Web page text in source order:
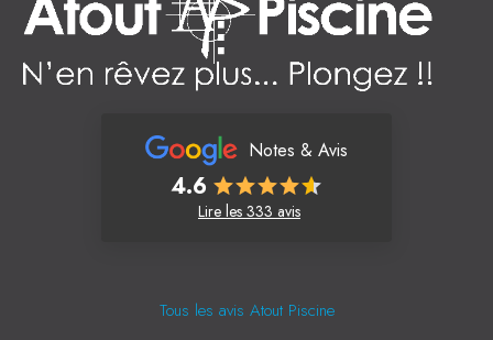
Notes & Avis
4.6
Lire les 333 avis
Tous les avis Atout Piscine